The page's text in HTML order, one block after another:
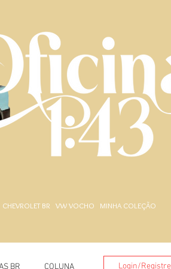
.
CHEVROLET BR VW VOCHO MINHA COLEÇÃO
BR COLUNA Login/